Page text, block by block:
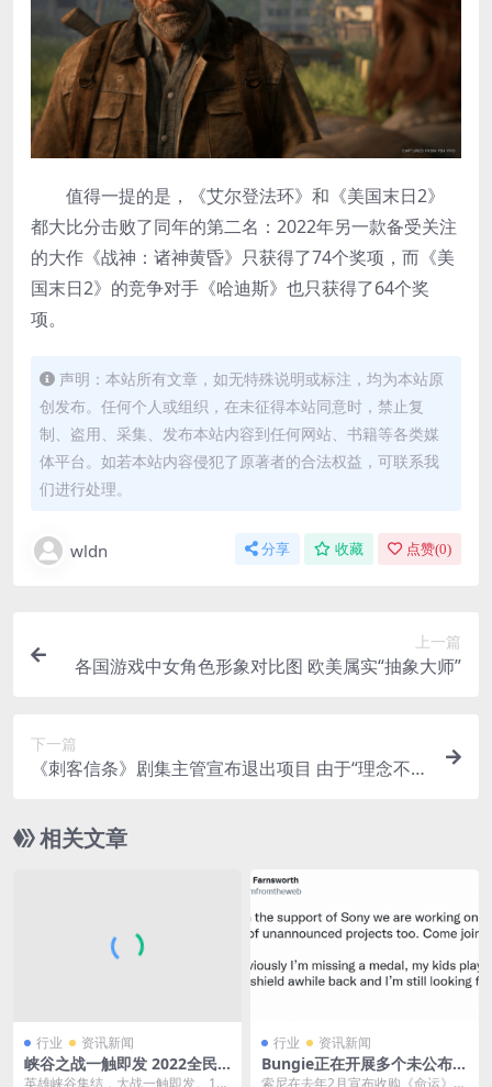
值得一提的是，《艾尔登法环》和《美国末日2》
都大比分击败了同年的第二名：2022年另一款备受关注
的大作《战神：诸神黄昏》只获得了74个奖项，而《美
国末日2》的竞争对手《哈迪斯》也只获得了64个奖
项。
声明：本站所有文章，如无特殊说明或标注，均为本站原
创发布。任何个人或组织，在未征得本站同意时，禁止复
制、盗用、采集、发布本站内容到任何网站、书籍等各类媒
体平台。如若本站内容侵犯了原著者的合法权益，可联系我
们进行处理。
wldn 分享 收藏 点赞(0)
上一篇
各国游戏中女角色形象对比图 欧美属实“抽象大师”
下一篇
《刺客信条》剧集主管宣布退出项目 由于“理念不
相关文章
行业 资讯新闻
峡谷之战一触即发 2022全民
娱乐线上赛广州报名进行时
英雄峡谷集结，大战一触即发。11
行业 资讯新闻
Bungie正在开展多个未公布项
目 由索尼帮助项目开发
索尼在去年2月宣布收购《命运》系